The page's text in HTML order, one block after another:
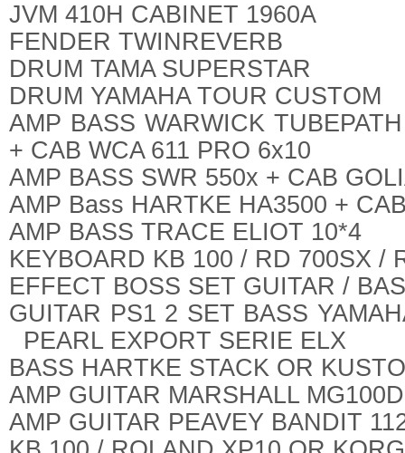
JVM 410H CABINET 1960A
FENDER TWINREVERB
DRUM TAMA SUPERSTAR
DRUM YAMAHA TOUR CUSTOM
AMP BASS WARWICK
+ CAB WCA 611 PRO 6x10
AMP BASS SWR 550x + CAB
AMP Bass HARTKE HA3500 +
AMP BASS TRACE ELIOT 10*4
KEYBOARD KB 100 / RD 700SX /
EFFECT BOSS SET GUITAR /
GUITAR PS1 2 SET BASS
PEARL EXPORT SERIE ELX
BASS HARTKE STACK OR
AMP GUITAR MARSHALL
AMP GUITAR PEAVEY BANDIT